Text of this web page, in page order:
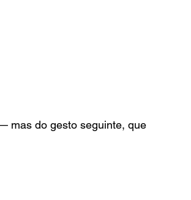
mas do gesto seguinte, que